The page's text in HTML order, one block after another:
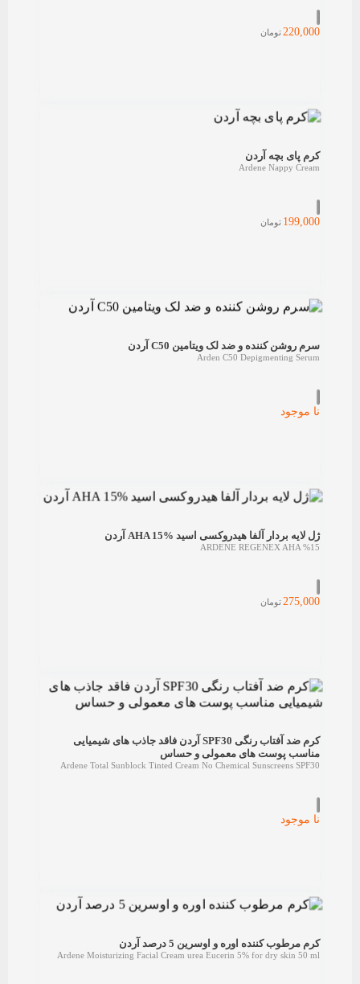
220,000تومان
کرم پای بچه آردن
Ardene Nappy Cream
199,000 تومان
سرم روشن کننده و ضد لک ویتامین C50 آردن
Arden C50 Depigmenting Serum
نا موجود
ژل لایه بردار آلفا هیدروکسی اسید AHA 15% آردن
ARDENE REGENEX AHA %15
275,000تومان
کرم ضد آفتاب رنگی SPF30 آردن فاقد جاذب های شیمیایی
مناسب پوست های معمولی و حساس
Ardene Total Sunblock Tinted Cream No Chemical Sunscreens SPF30
نا موجود
کرم مرطوب کننده اوره و اوسرین 5 درصد آردن
Ardene Moisturizing Facial Cream urea Eucerin 5% for dry skin 50 ml